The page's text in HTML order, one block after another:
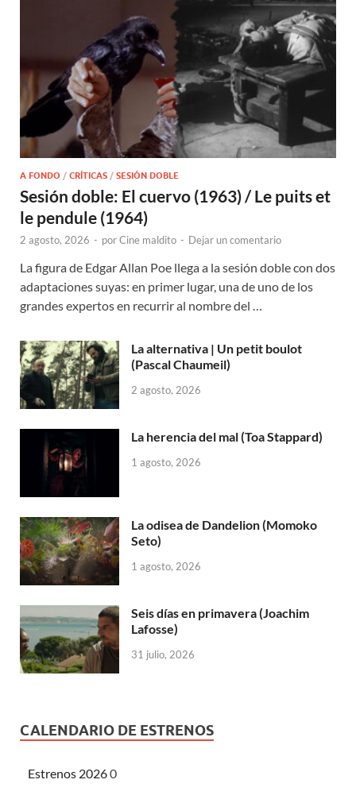
A FONDO / CRÍTICAS / SESIÓN DOBLE
Sesión doble: El cuervo (1963) / Le puits et
le pendule (1964)
2 agosto, 2026 - porCine maldito - Dejar un comentario
La figura de Edgar Allan Poe llega a la sesión doble con dos
adaptaciones suyas: en primer lugar, una de uno de los
grandes expertos en recurrir al nombre del …
La alternativa | Un petit boulot
(Pascal Chaumeil)
2 agosto, 2026
La herencia del mal (Toa Stappard)
1 agosto, 2026
La odisea de Dandelion (Momoko
Seto)
1 agosto, 2026
Seis días en primavera (Joachim
Lafosse)
31 julio, 2026
CALENDARIO DE ESTRENOS
Estrenos 20260